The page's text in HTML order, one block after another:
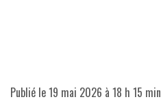
Publié le19 mai 2026 à 18 h 15 min